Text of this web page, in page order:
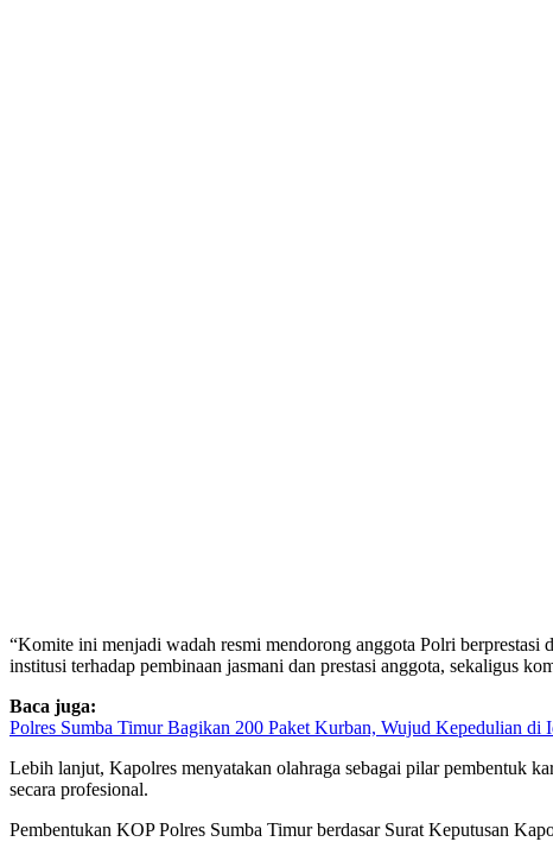
“Komite ini menjadi wadah resmi mendorong anggota Polri
institusi terhadap pembinaan jasmani dan prestasi anggota, sekaligus
Baca juga:
Polres Sumba Timur Bagikan 200 Paket Kurban, Wujud Kepedulian di
Lebih lanjut, Kapolres menyatakan olahraga sebagai pilar pembentuk
secara profesional.
Pembentukan KOP Polres Sumba Timur berdasar Surat Keputusan